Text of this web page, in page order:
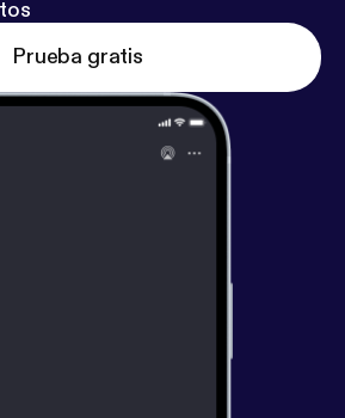
Prueba gratis